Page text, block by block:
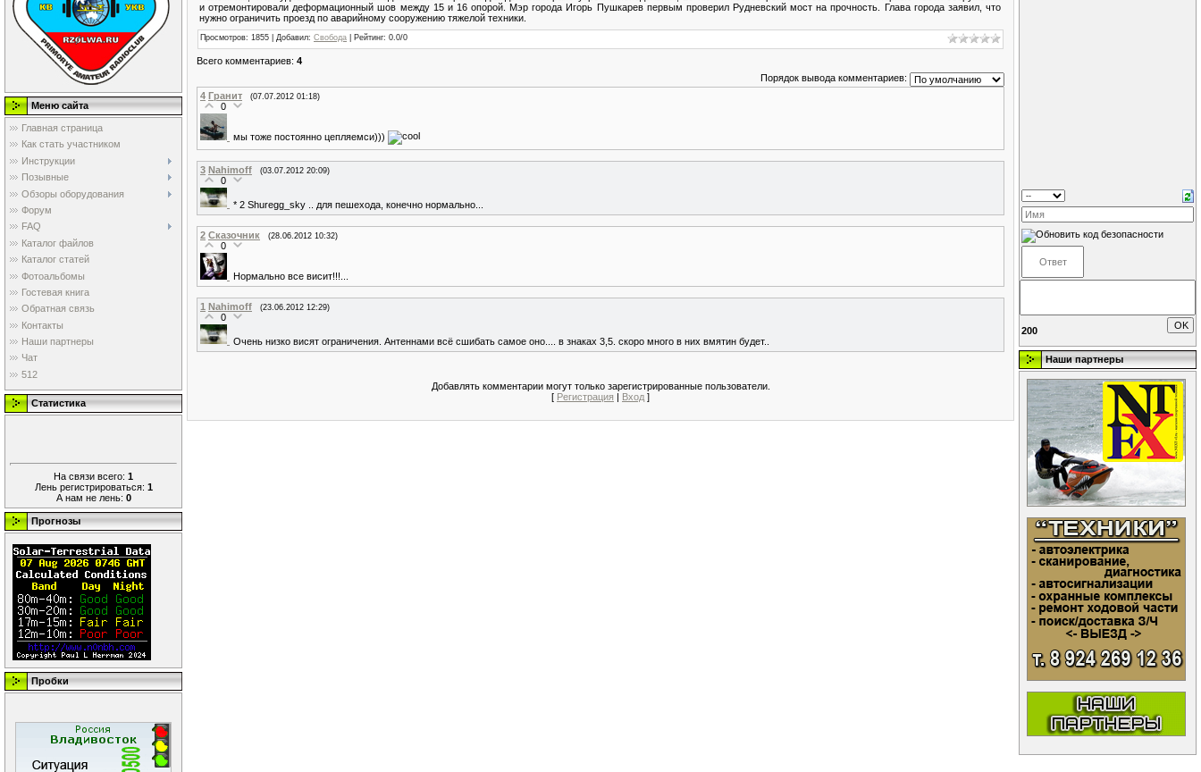
Меню сайта
Главная страница
Как стать участником
Инструкции
Позывные
Обзоры оборудования
Форум
FAQ
Каталог файлов
Каталог статей
Фотоальбомы
Гостевая книга
Обратная связь
Контакты
Наши партнеры
Чат
512
Статистика
На связи всего: 1
Лень регистрироваться: 1
А нам не лень: 0
Прогнозы
Пробки
и отремонтировали деформационный шов между 15 и 16 опорой. Мэр города Игорь Пушкарев первым проверил Рудневский мост на прочность. Глава города заявил, что
нужно ограничить проезд по аварийному сооружению тяжелой техники.
Просмотров: 1855 | Добавил: Свобода Рейтинг: 0.0/0
Всего комментариев: 4
Порядок вывода комментариев:
4 Гранит (07.07.2012 01:18)
0
мы тоже постоянно цепляемси)))
3 Nahimoff (03.07.2012 20:09)
0
* 2 Shuregg_sky .. для пешехода, конечно нормально...
2 Сказочник (28.06.2012 10:32)
0
Нормально все висит!!!...
1 Nahimoff (23.06.2012 12:29)
0
Очень низко висят ограничения. Антеннами всё сшибать самое оно.... в знаках 3,5. скоро много в них вмятин будет..
Добавлять комментарии могут только зарегистрированные пользователи.
[ Регистрация | Вход ]
200
Наши партнеры